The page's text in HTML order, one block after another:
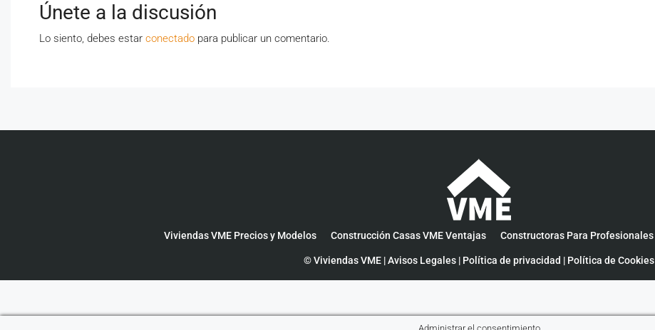
Únete a la discusión
Lo siento, debes estar conectado para publicar un comentario.
Viviendas VME Precios y Modelos Construcción Casas VME Ventajas Constructoras Para Profesionales
© Viviendas VME |Avisos Legales | Política de privacidad | Política de Cookies